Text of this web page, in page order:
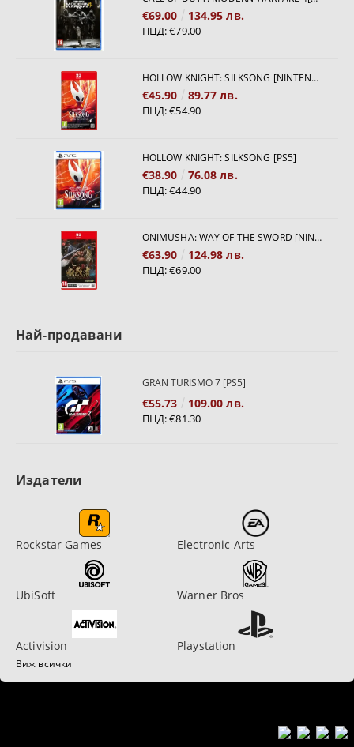
€69.00 134.95 лв.
ПЦД:€79.00
HOLLOW KNIGHT: SILKSONG [NINTENDO SWITCH 2]
€45.90 89.77 лв.
ПЦД:€54.90
HOLLOW KNIGHT: SILKSONG [PS5]
€38.90 76.08 лв.
ПЦД:€44.90
ONIMUSHA: WAY OF THE SWORD [NINTENDO SWITCH 2]
€63.90 124.98 лв.
ПЦД:€69.00
Най-продавани
GRAN TURISMO 7 [PS5]
€55.73 109.00 лв.
ПЦД:€81.30
Издатели
Rockstar Games Electronic Arts
UbiSoft Warner Bros
Activision Playstation
Виж всички